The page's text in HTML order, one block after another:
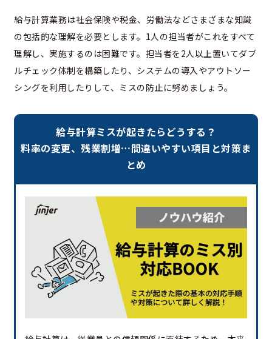
給与計算業務は社会保険や税金、労働法などさまざまな知識
の包括的な理解を必要とします。1人の担当者がこれをすべて
理解し、実施するのは困難です。担当者を2人以上置いてダブ
ルチェック体制を構築したり、システムの導入やアウトソー
シングを利用したりして、ミスの防止に努めましょう。
給与計算ミスが起きたらどうする？
料率の変更、残業割増…間違いやすい項目と対策ま
とめ